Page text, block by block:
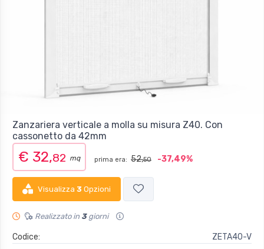
Zanzariera verticale a molla su misura Z40. Con
cassonetto da 42mm
€ 32,82 mq prima era: 52,50 -37,49%
Visualizza 3 Opzioni
Realizzato in 3giorni
Codice:
ZETA40-V